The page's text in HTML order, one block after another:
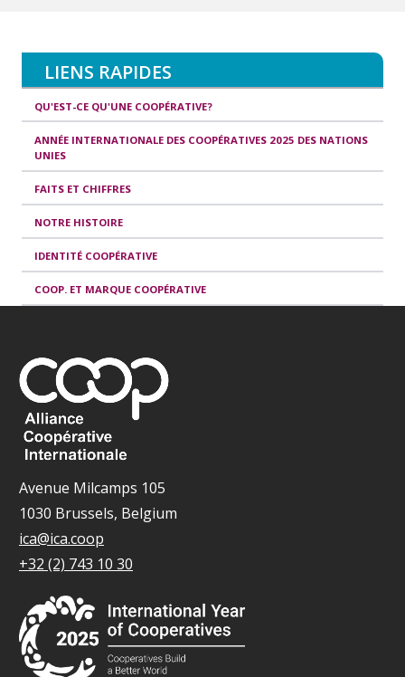
LIENS RAPIDES
QU'EST-CE QU'UNE COOPÉRATIVE?
ANNÉE INTERNATIONALE DES COOPÉRATIVES 2025 DES NATIONS
UNIES
FAITS ET CHIFFRES
NOTRE HISTOIRE
IDENTITÉ COOPÉRATIVE
COOP. ET MARQUE COOPÉRATIVE
Avenue Milcamps 105
1030 Brussels, Belgium
ica@ica.coop
+32 (2) 743 10 30